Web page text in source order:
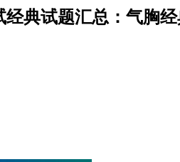
典试题汇总：气胸经